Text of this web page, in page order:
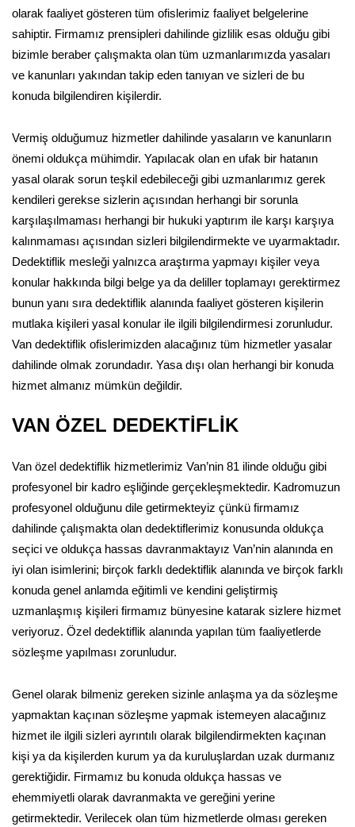
olarak faaliyet gösteren tüm ofislerimiz faaliyet belgelerine
sahiptir. Firmamız prensipleri dahilinde gizlilik esas olduğu gibi
bizimle beraber çalışmakta olan tüm uzmanlarımızda yasaları
ve kanunları yakından takip eden tanıyan ve sizleri de bu
konuda bilgilendiren kişilerdir.
Vermiş olduğumuz hizmetler dahilinde yasaların ve kanunların
önemi oldukça mühimdir. Yapılacak olan en ufak bir hatanın
yasal olarak sorun teşkil edebileceği gibi uzmanlarımız gerek
kendileri gerekse sizlerin açısından herhangi bir sorunla
karşılaşılmaması herhangi bir hukuki yaptırım ile karşı karşıya
kalınmaması açısından sizleri bilgilendirmekte ve uyarmaktadır.
Dedektiflik mesleği yalnızca araştırma yapmayı kişiler veya
konular hakkında bilgi belge ya da deliller toplamayı gerektirmez
bunun yanı sıra dedektiflik alanında faaliyet gösteren kişilerin
mutlaka kişileri yasal konular ile ilgili bilgilendirmesi zorunludur.
Van dedektiflik ofislerimizden alacağınız tüm hizmetler yasalar
dahilinde olmak zorundadır. Yasa dışı olan herhangi bir konuda
hizmet almanız mümkün değildir.
VAN ÖZEL DEDEKTİFLİK
Van özel dedektiflik hizmetlerimiz Van’nin 81 ilinde olduğu gibi
profesyonel bir kadro eşliğinde gerçekleşmektedir. Kadromuzun
profesyonel olduğunu dile getirmekteyiz çünkü firmamız
dahilinde çalışmakta olan dedektiflerimiz konusunda oldukça
seçici ve oldukça hassas davranmaktayız Van’nin alanında en
iyi olan isimlerini; birçok farklı dedektiflik alanında ve birçok farklı
konuda genel anlamda eğitimli ve kendini geliştirmiş
uzmanlaşmış kişileri firmamız bünyesine katarak sizlere hizmet
veriyoruz. Özel dedektiflik alanında yapılan tüm faaliyetlerde
sözleşme yapılması zorunludur.
Genel olarak bilmeniz gereken sizinle anlaşma ya da sözleşme
yapmaktan kaçınan sözleşme yapmak istemeyen alacağınız
hizmet ile ilgili sizleri ayrıntılı olarak bilgilendirmekten kaçınan
kişi ya da kişilerden kurum ya da kuruluşlardan uzak durmanız
gerektiğidir. Firmamız bu konuda oldukça hassas ve
ehemmiyetli olarak davranmakta ve gereğini yerine
getirmektedir. Verilecek olan tüm hizmetlerde olması gereken